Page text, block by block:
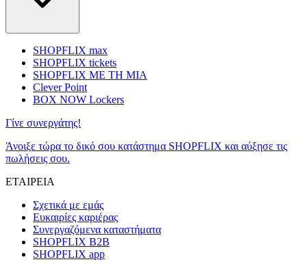
SHOPFLIX max
SHOPFLIX tickets
SHOPFLIX ΜΕ ΤΗ ΜΙΑ
Clever Point
BOX NOW Lockers
Γίνε συνεργάτης!
Άνοιξε τώρα το δικό σου κατάστημα SHOPFLIX και αύξησε τις
πωλήσεις σου.
ΕΤΑΙΡΕΙΑ
Σχετικά με εμάς
Ευκαιρίες καριέρας
Συνεργαζόμενα καταστήματα
SHOPFLIX B2B
SHOPFLIX app